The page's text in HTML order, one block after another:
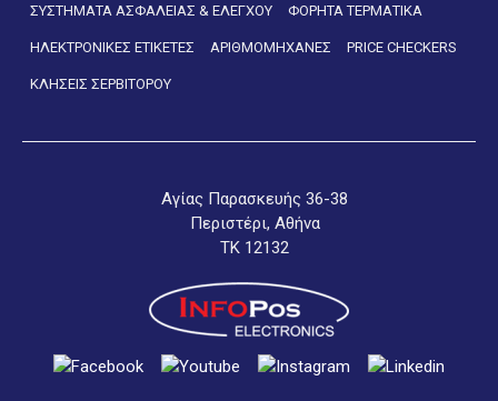
ΣΥΣΤΗΜΑΤΑ ΑΣΦΑΛΕΙΑΣ & ΕΛΕΓΧΟΥ ΦΟΡΗΤΑ ΤΕΡΜΑΤΙΚΑ
ΗΛΕΚΤΡΟΝΙΚΕΣ ΕΤΙΚΕΤΕΣ ΑΡΙΘΜΟΜΗΧΑΝΕΣ PRICE CHECKERS
ΚΛΗΣΕΙΣ ΣΕΡΒΙΤΟΡΟΥ
Αγίας Παρασκευής 36-38
Περιστέρι, Αθήνα
ΤΚ 12132